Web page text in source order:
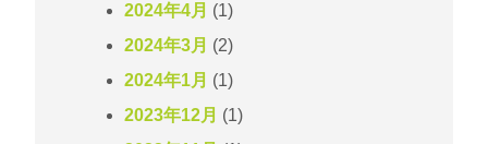
2024年4月 (1)
2024年3月 (2)
2024年1月 (1)
2023年12月 (1)